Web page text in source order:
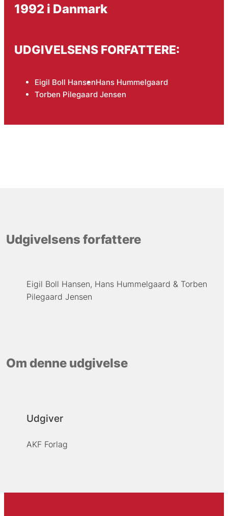
1992 i Danmark
UDGIVELSENS FORFATTERE:
Eigil Boll HansenHans Hummelgaard
Torben Pilegaard Jensen
Udgivelsens forfattere
Eigil Boll Hansen Hans Hummelgaard
Torben
Pilegaard Jensen
Om denne udgivelse
Udgiver
AKF Forlag